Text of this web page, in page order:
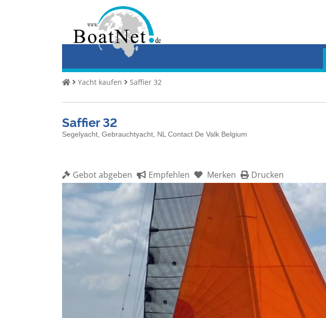
Verkäufer
Private
Auktionen
Yachtmakler
Bootszubehör
Finanzierung
Yacht kaufen Saffier 32
Saffier 32
Segelyacht, Gebrauchtyacht, NL Contact De Valk Belgium
Gebot abgeben Empfehlen Merken Drucken